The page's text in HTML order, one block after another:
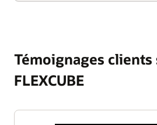
Témoignages clients
FLEXCUBE